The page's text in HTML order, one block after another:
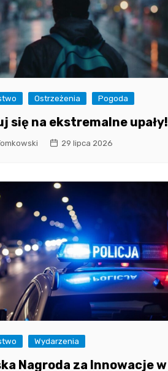
Ostrzeżenia Pogoda
się na ekstremalne upały!
29 lipca 2026
Wydarzenia
Nagroda za Innowacje w